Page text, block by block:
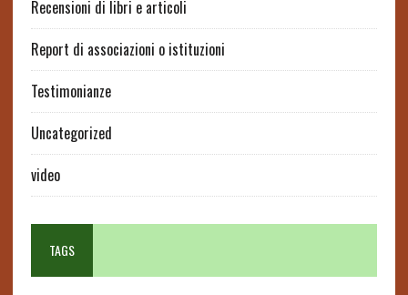
Recensioni di libri e articoli
Report di associazioni o istituzioni
Testimonianze
Uncategorized
video
TAGS